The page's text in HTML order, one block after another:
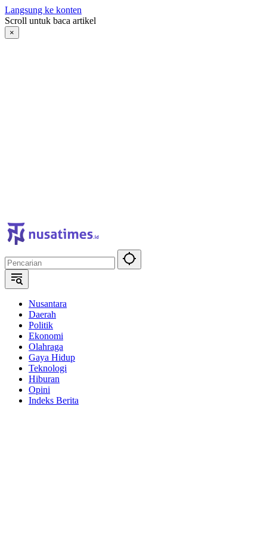
Langsung ke konten
Scroll untuk baca artikel
×
Nusantara
Daerah
Politik
Ekonomi
Olahraga
Gaya Hidup
Teknologi
Hiburan
Opini
Indeks Berita